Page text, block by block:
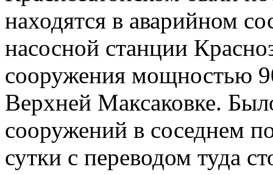
находятся в аварийном
насосной станции
сооружения мощностью
Верхней Максаковке.
сооружений в соседнем
сутки с переводом туда